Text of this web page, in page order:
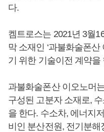
다.
켐트로스는 2021년 3월
막 소재인 ‘과불화술폰
기 위한 기술이전 계약
과불화술폰산 이오노머
구성된 고분자 소재로,
을 한다. 수소차, 에너지
비인 분산전원, 전기분